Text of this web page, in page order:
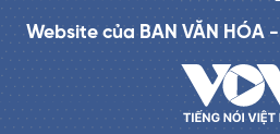
Website của BAN VĂN HÓA